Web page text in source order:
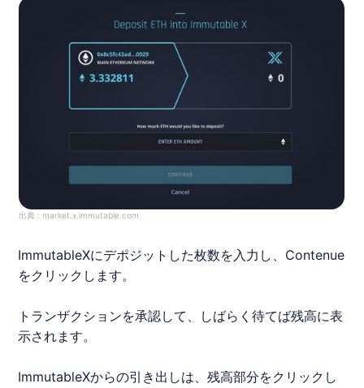
出典 : market.x.immutable.com
ImmutableXにデポジットした枚数を入力し、Contenue
をクリックします。
トランザクションを承認して、しばらく待てば残高に表
示されます。
ImmutableXからの引き出しは、残高部分をクリックし